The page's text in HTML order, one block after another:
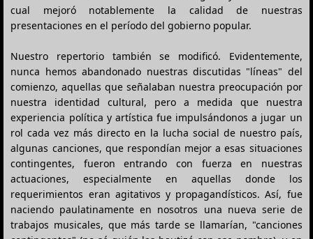
cual mejoró notablemente la calidad de nuestras
presentaciones en el período del gobierno popular.
Nuestro repertorio también se modificó. Evidentemente,
nunca hemos abandonado nuestras discutidas "líneas" del
comienzo, aquellas que señalaban nuestra preocupación por
nuestra identidad cultural, pero a medida que nuestra
experiencia política y artística fue impulsándonos a jugar un
rol cada vez más directo en la lucha social de nuestro país,
algunas canciones, que respondían mejor a esas situaciones
contingentes, fueron entrando con fuerza en nuestras
actuaciones, especialmente en aquellas donde los
requerimientos eran agitativos y propagandísticos. Así, fue
naciendo paulatinamente en nosotros una nueva serie de
trabajos musicales, que más tarde se llamarían, "canciones